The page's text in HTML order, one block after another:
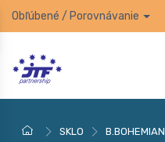
Obľúbené / Porovnávanie
SKLO B.BOHEMIAN